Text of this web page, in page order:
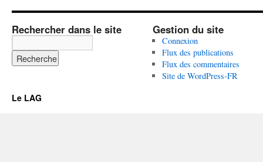
Rechercher dans le site Gestion du site
Connexion
Flux des publications
Flux des commentaires
Site de WordPress-FR
Le LAG